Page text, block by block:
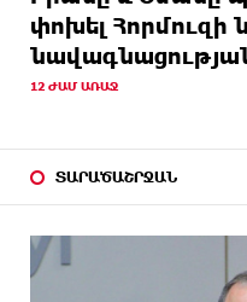
փոխել Հորմուզի
12 ԺԱՄ ԱՌԱՋ
ՏԱՐԱԾԱՇՐՋԱՆ